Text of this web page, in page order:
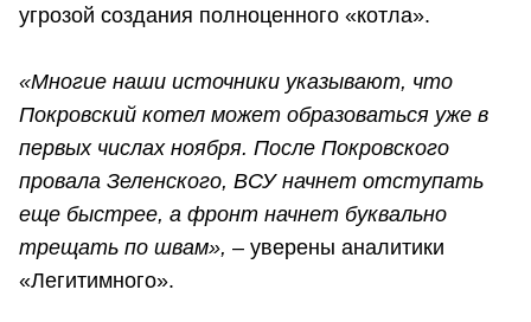
угрозой создания полноценного «котла».
«Многие наши источники указывают, что
Покровский котел может образоваться уже в
первых числах ноября. После Покровского
провала Зеленского, ВСУ начнет отступать
еще быстрее, а фронт начнет буквально
трещать по швам», – уверены аналитики
«Легитимного».